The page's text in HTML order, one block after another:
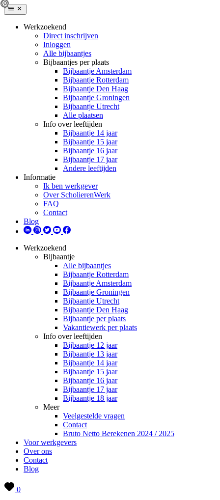
Werkzoekend
Direct inschrijven
Inloggen
Alle bijbaantjes
Bijbaantjes per plaats
Bijbaantje Amsterdam
Bijbaantje Rotterdam
Bijbaantje Den Haag
Bijbaantje Groningen
Bijbaantje Utrecht
Alle plaatsen
Info over leeftijden
Bijbaantje 14 jaar
Bijbaantje 15 jaar
Bijbaantje 16 jaar
Bijbaantje 17 jaar
Andere leeftijden
Informatie
Ik ben werkgever
Over ScholierenWerk
FAQ
Contact
Blog
Werkzoekend
Bijbaantje
Alle bijbaantjes
Bijbaantje Rotterdam
Bijbaantje Amsterdam
Bijbaantje Groningen
Bijbaantje Utrecht
Bijbaantje Den Haag
Bijbaantje per plaats
Vakantiewerk per plaats
Info over leeftijden
Bijbaantje 12 jaar
Bijbaantje 13 jaar
Bijbaantje 14 jaar
Bijbaantje 15 jaar
Bijbaantje 16 jaar
Bijbaantje 17 jaar
Bijbaantje 18 jaar
Meer
Veelgestelde vragen
Contact
Bruto Netto Berekenen 2024 / 2025
Voor werkgevers
Over ons
Contact
Blog
0